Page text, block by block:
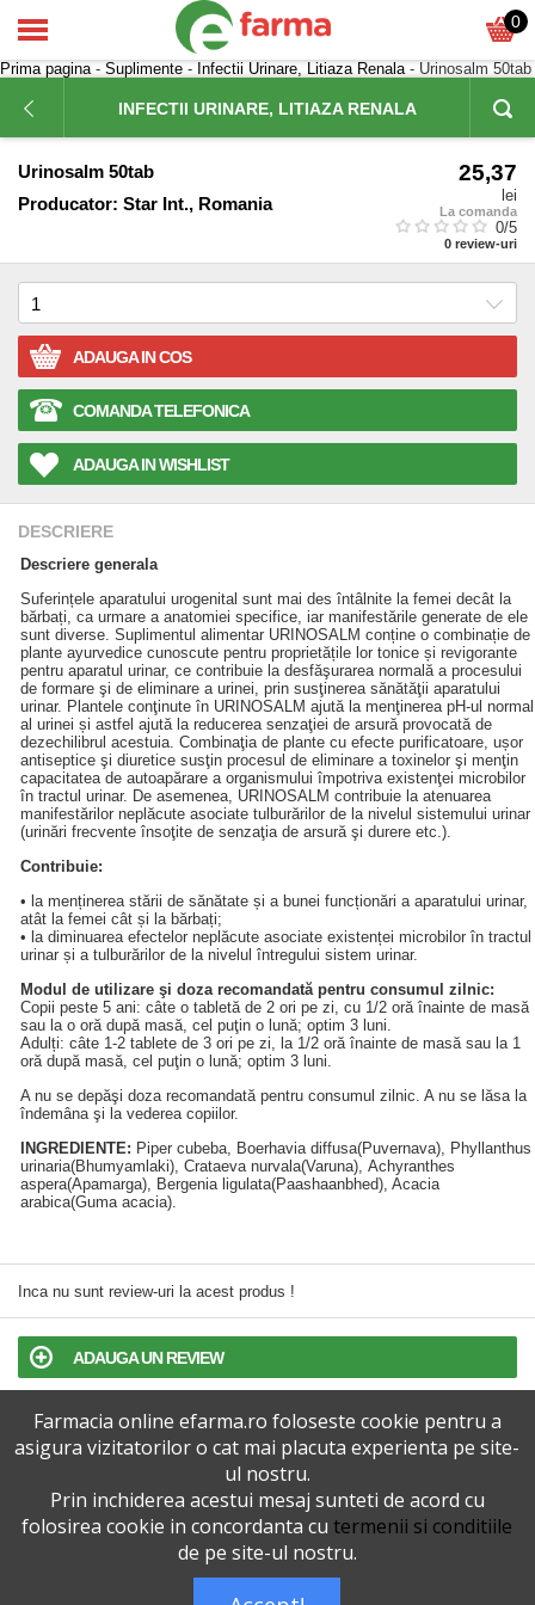
0
Prima pagina- Suplimente - Infectii Urinare, Litiaza Renala- Urinosalm 50tab
INFECTII URINARE, LITIAZA RENALA
Urinosalm 50tab
Producator: Star Int., Romania
25,37
lei
La comanda
0/5
0 review-uri
ADAUGA IN COS
COMANDA TELEFONICA
ADAUGA IN WISHLIST
DESCRIERE
Descriere generala
Suferințele aparatului urogenital sunt mai des întâlnite la femei decât la
bărbați, ca urmare a anatomiei specifice, iar manifestările generate de ele
sunt diverse. Suplimentul alimentar URINOSALM conține o combinație de
plante ayurvedice cunoscute pentru proprietățile lor tonice și revigorante
pentru aparatul urinar, ce contribuie la desfăşurarea normală a procesului
de formare şi de eliminare a urinei, prin susţinerea sănătăţii aparatului
urinar. Plantele conţinute în URINOSALM ajută la menţinerea pH-ul normal
al urinei și astfel ajută la reducerea senzaţiei de arsură provocată de
dezechilibrul acestuia. Combinaţia de plante cu efecte purificatoare, ușor
antiseptice şi diuretice susţin procesul de eliminare a toxinelor şi menţin
capacitatea de autoapărare a organismului împotriva existenţei microbilor
în tractul urinar. De asemenea, URINOSALM contribuie la atenuarea
manifestărilor neplăcute asociate tulburărilor de la nivelul sistemului urinar
(urinări frecvente însoţite de senzaţia de arsură şi durere etc.).
Contribuie:
• la menținerea stării de sănătate și a bunei funcționări a aparatului urinar,
atât la femei cât și la bărbați;
• la diminuarea efectelor neplăcute asociate existenței microbilor în tractul
urinar și a tulburărilor de la nivelul întregului sistem urinar.
Modul de utilizare şi doza recomandată pentru consumul zilnic:
Copii peste 5 ani: câte o tabletă de 2 ori pe zi, cu 1/2 oră înainte de masă
sau la o oră după masă, cel puţin o lună; optim 3 luni.
Adulți: câte 1-2 tablete de 3 ori pe zi, la 1/2 oră înainte de masă sau la 1
oră după masă, cel puţin o lună; optim 3 luni.
A nu se depăşi doza recomandată pentru consumul zilnic. A nu se lăsa la
îndemâna şi la vederea copiilor.
INGREDIENTE: Piper cubeba, Boerhavia diffusa(Puvernava), Phyllanthus
urinaria(Bhumyamlaki), Crataeva nurvala(Varuna), Achyranthes
aspera(Apamarga), Bergenia ligulata(Paashaanbhed), Acacia
arabica(Guma acacia).
Inca nu sunt review-uri la acest produs !
ADAUGA UN REVIEW
TERMENI SI CONDITII
POLITICA DE CONFIDENTIALITATE
VERSIUNEA DESKTOP
Farmacia online efarma.ro foloseste cookie pentru a
asigura vizitatorilor o cat mai placuta experienta pe site-
ul nostru.
Prin inchiderea acestui mesaj sunteti de acord cu
folosirea cookie in concordanta cu termenii si conditiile
de pe site-ul nostru.